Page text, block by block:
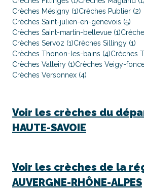
Crèches Mésigny (1)Crèches Publier (2)
Crèches Saint-julien-en-genevois (5)
Crèches Saint-martin-bellevue (1)
Crèches Servoz (1)Crèches Sillingy (1)
Crèches Thonon-les-bains (4)Crèches
Crèches Valleiry (1)Crèches Veigy-
Crèches Versonnex (4)
Voir les crèches du
HAUTE-SAVOIE
Voir les crèches de la
AUVERGNE-RHÔNE-ALPES